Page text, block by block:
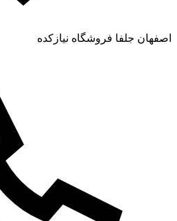
اصفهان جلفا فروشگاه نیازکده